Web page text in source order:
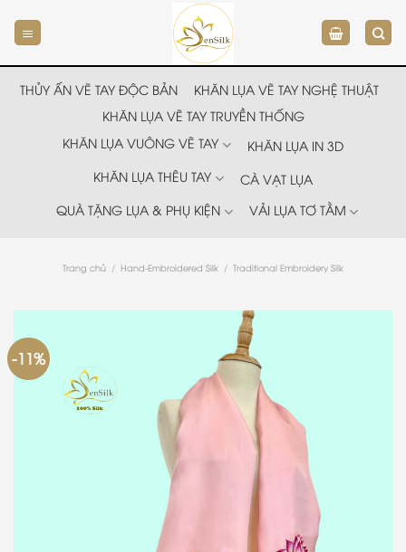
đến
nội
dung
THỦY ẤN VẼ TAY ĐỘC BẢN
KHĂN LỤA VẼ TAY NGHỆ THUẬT
KHĂN LỤA VẼ TAY TRUYỀN THỐNG
KHĂN LỤA VUÔNG VẼ TAY
KHĂN LỤA IN 3D
KHĂN LỤA THÊU TAY
CÀ VẠT LỤA
QUÀ TẶNG LỤA & PHỤ KIỆN
VẢI LỤA TƠ TẰM
Trang chủ / Hand-Embroidered Silk / Traditional Embroidery Silk
-11%